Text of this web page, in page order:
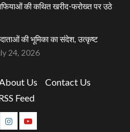
की कथित खरीद-फरोख्त पर उठे
की भूमिका का संदेश, उत्कृष्ट
24, 2026
About Us
Contact Us
Feed
Instagram
Youtube